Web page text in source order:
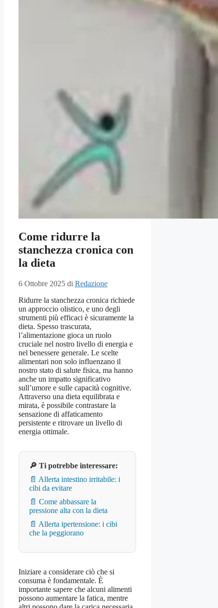
Come ridurre la
stanchezza cronica con
la dieta
6 Ottobre 2025 di Redazione
Ridurre la stanchezza cronica richiede
un approccio olistico, e uno degli
strumenti più efficaci è sicuramente la
dieta. Spesso trascurata,
l’alimentazione gioca un ruolo
cruciale nel nostro livello di energia e
nel benessere generale. Le scelte
alimentari non solo influenzano il
nostro stato di salute fisica, ma hanno
anche un impatto significativo
sull’umore e sulle capacità cognitive.
Attraverso una dieta equilibrata e
mirata, è possibile contrastare la
sensazione di affaticamento
persistente e ritrovare un livello di
energia ottimale.
🔎 Ti potrebbe interessare:
📄 Allerta intestino irritabile: i
cibi da evitare
📄 Come abbassare la
pressione alta con la dieta
📄 Allerta ipertensione: i cibi
che la peggiorano
Iniziare a considerare ciò che si
consuma è fondamentale. È
importante sapere che alcuni alimenti
possono aumentare la fatica, mentre